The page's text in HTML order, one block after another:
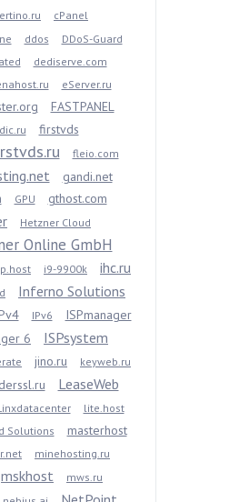
cPanel
ddos DDoS-Guard
dediserve.com
eServer.ru
FASTPANEL
firstvds
fleio.com
gandi.net
GPU gthost.com
Hetzner Cloud
Online GmbH
i9-9900k ihc.ru
Inferno Solutions
IPv6 ISPmanager
6 ISPsystem
jino.ru
keyweb.ru
LeaseWeb
lite.host
Solutions masterhost
minehosting.ru
mskhost
mws.ru